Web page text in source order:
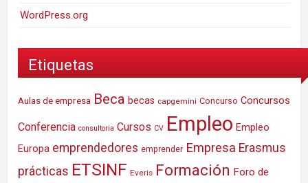
WordPress.org
Etiquetas
Aulas de empresa Beca becas capgemini Concurso Concursos
Conferencia consultoria Cursos CV Empleo Empleo
Europa emprendedores emprender Empresa Erasmus
prácticas ETSINF Everis Formación Foro de